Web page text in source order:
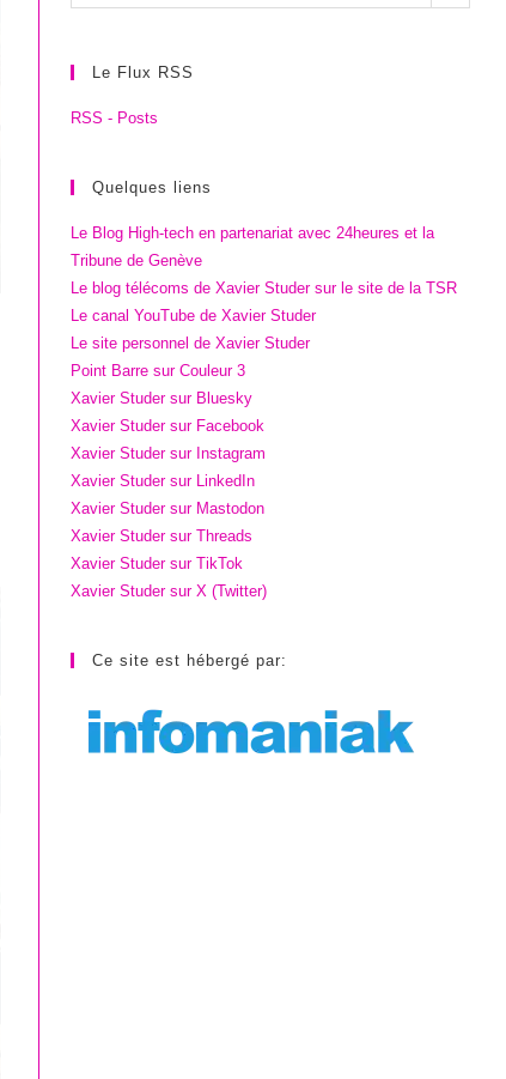
archives
Le Flux RSS
RSS - Posts
Quelques liens
Le Blog High-tech en partenariat avec 24heures et la
Tribune de Genève
Le blog télécoms de Xavier Studer sur le site de la TSR
Le canal YouTube de Xavier Studer
Le site personnel de Xavier Studer
Point Barre sur Couleur 3
Xavier Studer sur Bluesky
Xavier Studer sur Facebook
Xavier Studer sur Instagram
Xavier Studer sur LinkedIn
Xavier Studer sur Mastodon
Xavier Studer sur Threads
Xavier Studer sur TikTok
Xavier Studer sur X (Twitter)
Ce site est hébergé par: